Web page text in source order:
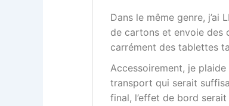
Dans le même genre,
de cartons et envoie des
carrément des tablettes
Accessoirement, je
transport qui serait
final, l’effet de bord